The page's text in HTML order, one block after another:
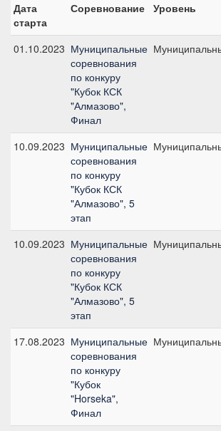
Дата
старта
Соревнование Уровень
01.10.2023 Муниципальные
соревнования
по конкуру
"Кубок КСК
"Алмазово",
Финал
10.09.2023 Муниципальные
соревнования
по конкуру
"Кубок КСК
"Алмазово", 5
этап
10.09.2023 Муниципальные
соревнования
по конкуру
"Кубок КСК
"Алмазово", 5
этап
17.08.2023 Муниципальные
соревнования
по конкуру
"Кубок
"Horseka",
Финал